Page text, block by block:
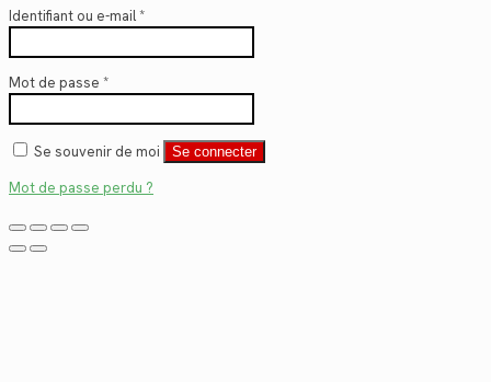
Identifiant ou e-mail*
Mot de passe *
Se souvenir de moi Se connecter
Mot de passe perdu ?